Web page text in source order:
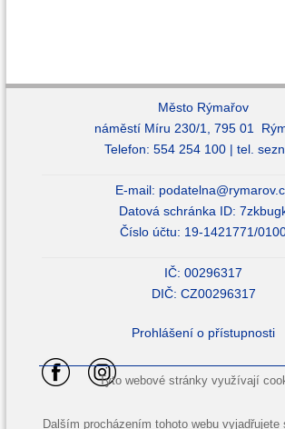
Město Rýmařov
náměstí Míru 230/1, 795 01
Telefon: 554 254 100 | tel.
E-mail:
Datová schránka ID:
Číslo účtu: 19-1421771/
IČ: 00296317
DIČ: CZ00296317
Prohlášení o přístupnosti
Tyto webové stránky využívají
Dalším procházením tohoto webu vyjadřujete